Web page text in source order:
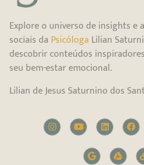
Explore o universo de insights e
sociais da Psicóloga Lilian
descobrir conteúdos
seu bem-estar emocional.
Lilian de Jesus Saturnino dos